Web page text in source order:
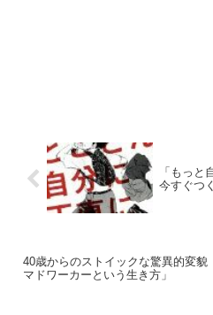
「もっと
今すぐつ
40歳からのストイックな驚異的変貌
マドワーカーという生き方」